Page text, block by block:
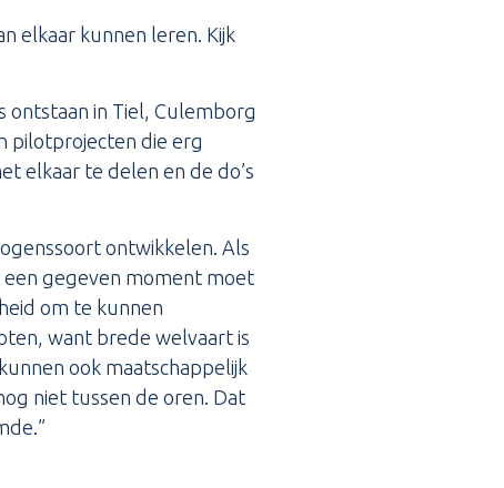
elkaar kunnen leren. Kijk
in Tiel, Culemborg
pilotprojecten die erg
elkaar te delen en de do’s
ontwikkelen. Als
gegeven moment moet
om te kunnen
want brede welvaart is
ook maatschappelijk
niet tussen de oren. Dat